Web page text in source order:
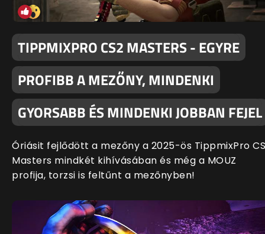
TIPPMIXPRO CS2 MASTERS - EGYRE
PROFIBB A MEZŐNY, MINDENKI
GYORSABB ÉS MINDENKI JOBBAN FEJEL
Óriásit fejlődött a mezőny a 2025-ös TippmixPro
Masters mindkét kihívásában és még a MOUZ
profija, torzsi is feltűnt a mezőnyben!